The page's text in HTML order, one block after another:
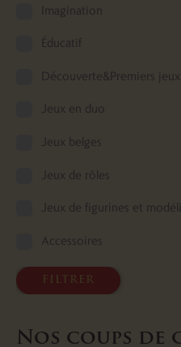
Imagination
Éducatif
Découverte&Premiers jeux
Jeux en duo
Jeux belges
Jeux de rôles
Jeux de figurines et
Accessoires
filtrer
Nos coups de